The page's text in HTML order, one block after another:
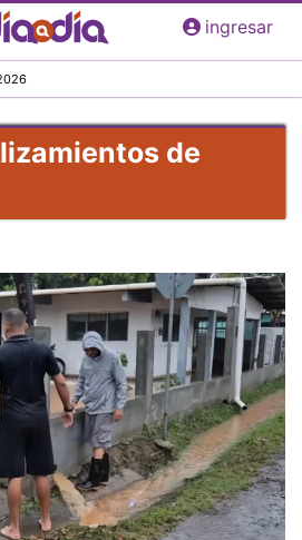
Pasar
al
principal
ingresar
de